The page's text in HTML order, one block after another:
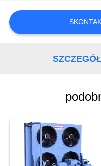
NAMI
SITEMAP